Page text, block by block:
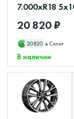
7.000xR18
20 820 ₽
20820 в Сплит
В наличии